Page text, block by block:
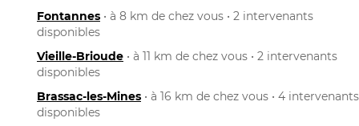
Fontannes • à 8 km de chez vous • 2 intervenants
disponibles
Vieille-Brioude • à 11 km de chez vous • 2 intervenants
disponibles
Brassac-les-Mines • à 16 km de chez vous • 4 intervenants
disponibles